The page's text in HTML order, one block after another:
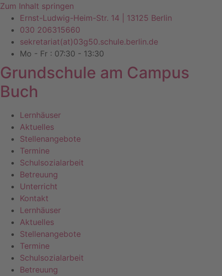
Zum Inhalt springen
Ernst-Ludwig-Heim-Str. 14 | 13125 Berlin
030 206315660
sekretariat(at)03g50.schule.berlin.de
Mo - Fr : 07:30 - 13:30
Grundschule am Campus
Buch
Lernhäuser
Aktuelles
Stellenangebote
Termine
Schulsozialarbeit
Betreuung
Unterricht
Kontakt
Lernhäuser
Aktuelles
Stellenangebote
Termine
Schulsozialarbeit
Betreuung